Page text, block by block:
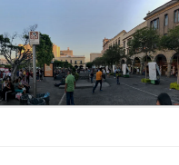
y productor audiovisual